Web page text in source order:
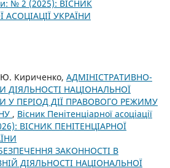
№ 2 (2025): ВІСНИК
АСОЦІАЦІЇ УКРАЇНИ
Кириченко, АДМІНІСТРАТИВНО-
ДІЯЛЬНОСТІ НАЦІОНАЛЬНОЇ
У ПЕРІОД ДІЇ ПРАВОВОГО РЕЖИМУ
, Вісник Пенітенціарної асоціації
ВІСНИК ПЕНІТЕНЦІАРНОЇ
ЗАКОННОСТІ В
ДІЯЛЬНОСТІ НАЦІОНАЛЬНОЇ